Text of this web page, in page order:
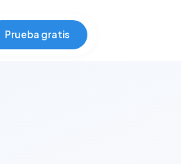
Prueba gratis